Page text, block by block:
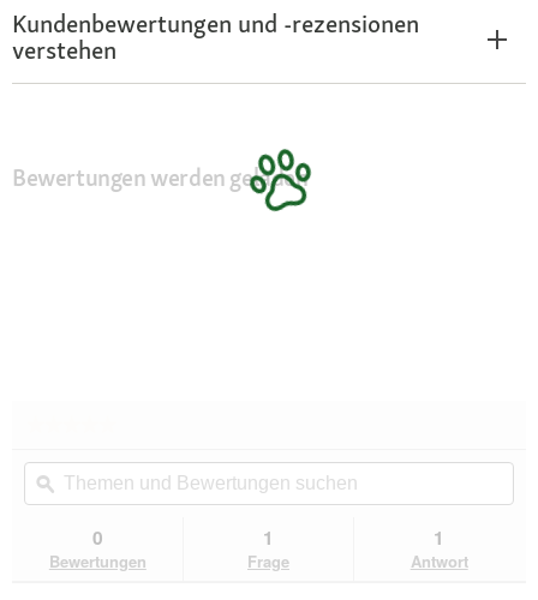
Kundenbewertungen und -rezensionen
verstehen
Bewertungen werden geladen
Beurteilungswert
für
Wildfang
Naturkautschuk
Wurfspielzeug
Themen
und
Bewertungen
ϙ
0
Bewertungen
1
Frage
1
Antwort